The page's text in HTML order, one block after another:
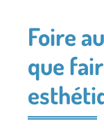
Foire
que